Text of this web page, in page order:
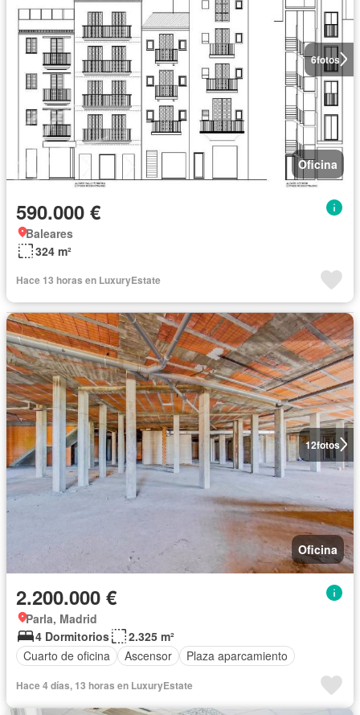
6fotos
Oficina
590.000 €
Baleares
324 m²
Hace 13 horas en LuxuryEstate
12fotos
Oficina
2.200.000 €
Parla, Madrid
4 Dormitorios
2.325 m²
Cuarto de oficina
Ascensor Plaza aparcamiento
Hace 4 días, 13 horas en LuxuryEstate